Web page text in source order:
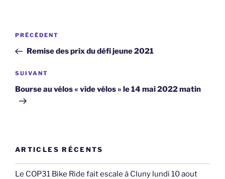
Navigation
l’article
Article
précédent
PRÉCÉDENT
Remise des prix du défi jeune 2021
Article
suivant
SUIVANT
Bourse au vélos « vide vélos » le 14 mai 2022 matin
ARTICLES RÉCENTS
Le COP31 Bike Ride fait escale à Cluny lundi 10 aout